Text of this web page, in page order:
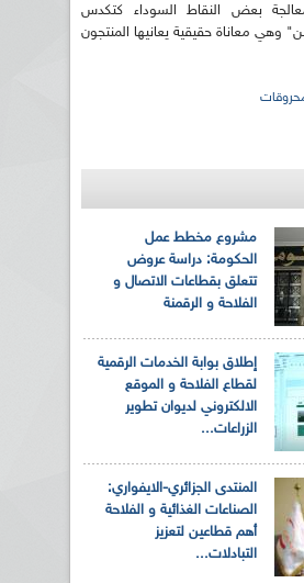
بعض النقاط السوداء كتكدس
وهي معاناة حقيقية يعانيها المنتجون
مشروع مخطط عمل
الحكومة: دراسة عروض
تتعلق بقطاعات الاتصال و
الفلاحة و الرقمنة
إطلاق بوابة الخدمات الرقمية
لقطاع الفلاحة و الموقع
الالكتروني لديوان تطوير
الزراعات...
المنتدى الجزائري-الايفواري:
الصناعات الغذائية و الفلاحة
أهم قطاعين لتعزيز
التبادلات...